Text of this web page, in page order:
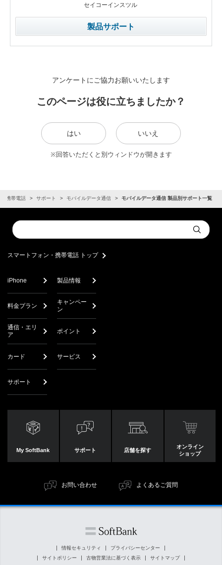
セイコーインスツル
製品サポート
アンケートにご協力お願いいたします
このページは役に立ちましたか？
はい いいえ
※回答いただくと別ウィンドウが開きます
携帯電話 サポート モバイルデータ通信 モバイルデータ通信 製品別サポート一覧
Conduct
a
Submit
スマートフォン・携帯電話 トップ
iPhone 製品情報
料金プラン
キャンペー
ン
通信・エリ
ア
ポイント
カード サービス
サポート
My SoftBank サポート 店舗を探す
オンライン
ショップ
お問い合わせ よくあるご質問
情報セキュリティ
プライバシーセンター
サイトポリシー
古物営業法に基づく表示 サイトマップ